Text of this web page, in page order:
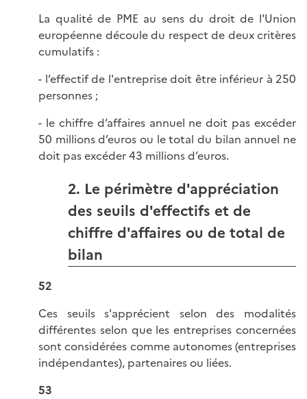
La qualité de PME au sens du droit de l'Union
européenne découle du respect de deux critères
cumulatifs :
- l’effectif de l'entreprise doit être inférieur à 250
personnes ;
- le chiffre d’affaires annuel ne doit pas excéder
50 millions d’euros ou le total du bilan annuel ne
doit pas excéder 43 millions d’euros.
2. Le périmètre d'appréciation
des seuils d'effectifs et de
chiffre d'affaires ou de total de
bilan
52
Ces seuils s'apprécient selon des modalités
différentes selon que les entreprises concernées
sont considérées comme autonomes (entreprises
indépendantes), partenaires ou liées.
53